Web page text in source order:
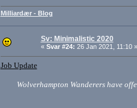
Milliardær - Blog
Sv: Minimalistic 2020
« Svar #24: 26 Jan 2021, 11:10 »
Job Update
Wolverhampton Wanderers have